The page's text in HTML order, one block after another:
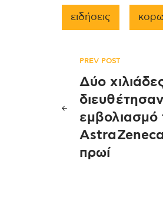
ειδήσεις
PREV POST
Δύο
εμβολιασμό
AstraZeneca
πρωί